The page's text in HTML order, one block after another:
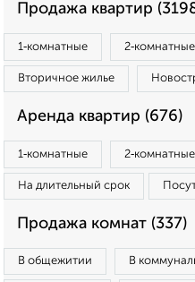
Продажа квартир
1‑комнатные 2‑комнатные
Вторичное жилье
Аренда квартир (676)
1‑комнатные 2‑комнатные
На длительный срок
Продажа комнат (337)
В общежитии В